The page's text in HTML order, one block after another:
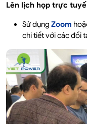
Lên lịch họp trực
Sử dụng Zoom
chi tiết với các đối